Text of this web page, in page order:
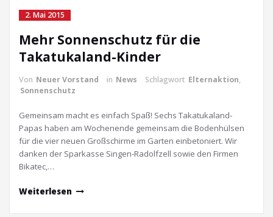
2. Mai 2015
Mehr Sonnenschutz für die
Takatukaland-Kinder
Von Neuer Vorstand in News Schlagwort Elternaktion,
Sonnenschutz
Gemeinsam macht es einfach Spaß! Sechs Takatukaland-
Papas haben am Wochenende gemeinsam die Bodenhülsen
für die vier neuen Großschirme im Garten einbetoniert. Wir
danken der Sparkasse Singen-Radolfzell sowie den Firmen
Bikatec,…
Weiterlesen